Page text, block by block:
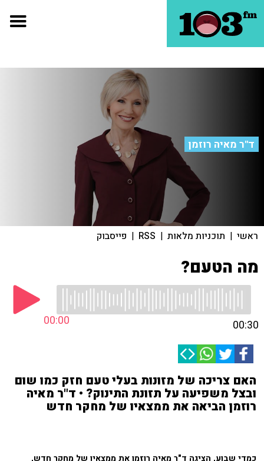
ד"ר מאיה רוזמן
ראשי | תוכניות מלאות |
RSS
| פייסבוק
מה הטעם?
00:00 00:30
האם צריכה של מזונות בעלי טעם חזק כמו שום
ובצל משפיעה על תזונת התינוק? • ד"ר מאיה
רוזמן הביאה את ממצאיו של מחקר חדש
כמדי שבוע, הציגה ד"ר מאיה רוזמן את ממצאיו של מחקר חדש,